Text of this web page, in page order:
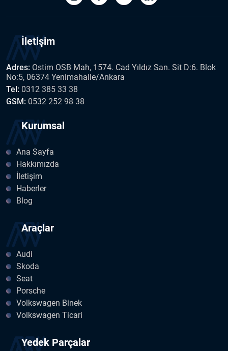
İletişim
Adres: Ostim OSB Mah, 1574. Cad Yıldız San. Sit D:6. Blok
No:5, 06374 Yenimahalle/Ankara
Tel: 0312 385 33 38
GSM: 0532 252 98 38
Kurumsal
Ana Sayfa
Hakkımızda
İletişim
Haberler
Blog
Araçlar
Audi
Skoda
Seat
Porsche
Volkswagen Binek
Volkswagen Ticari
Yedek Parçalar